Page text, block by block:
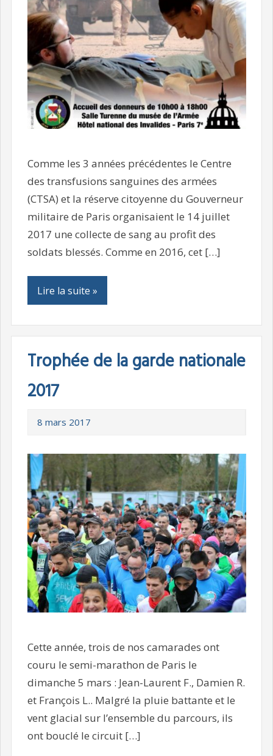
Comme les 3 années précédentes le Centre
des transfusions sanguines des armées
(CTSA) et la réserve citoyenne du Gouverneur
militaire de Paris organisaient le 14 juillet
2017 une collecte de sang au profit des
soldats blessés. Comme en 2016, cet […]
Lire la suite »
Trophée de la garde nationale
2017
8 mars 2017
Cette année, trois de nos camarades ont
couru le semi-marathon de Paris le
dimanche 5 mars : Jean-Laurent F., Damien R.
et François L.. Malgré la pluie battante et le
vent glacial sur l’ensemble du parcours, ils
ont bouclé le circuit […]